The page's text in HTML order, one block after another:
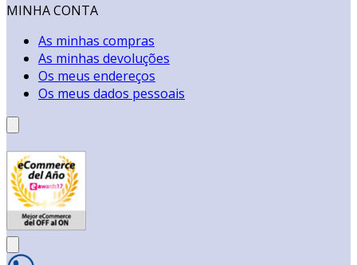
MINHA CONTA
As minhas compras
As minhas devoluções
Os meus endereços
Os meus dados pessoais